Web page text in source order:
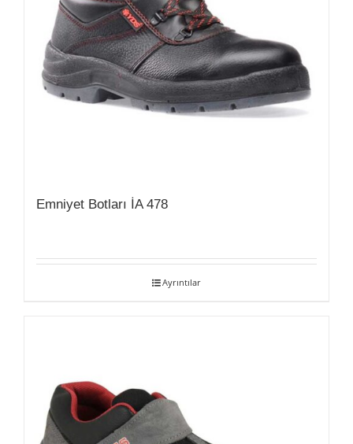
Emniyet Botları İA 478
Ayrıntılar